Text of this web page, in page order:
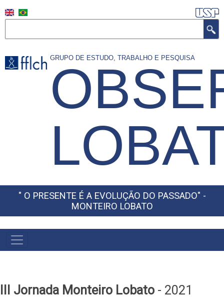
to
GRUPO DE ESTUDO, TRABALHO E PESQUISA
" O PRESENTE É A EVOLUÇÃO DO PASSADO" -
MONTEIRO LOBATO
III Jornada Monteiro Lobato - 2021